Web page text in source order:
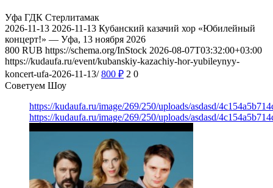
Уфа ГДК Стерлитамак
2026-11-13 2026-11-13 Кубанский казачий хор «Юбилейный
концерт!» — Уфа, 13 ноября 2026
800 RUB https://schema.org/InStock 2026-08-07T03:32:00+03:00
https://kudaufa.ru/event/kubanskiy-kazachiy-hor-yubileynyy-
koncert-ufa-2026-11-13/ 800 ₽ 2 0
Советуем Шоу
https://kudaufa.ru/image/269/250/uploads/asdasd/
https://kudaufa.ru/image/269/250/uploads/asdasd/